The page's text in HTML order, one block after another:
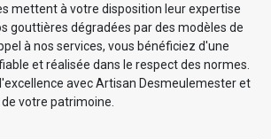
mettent à votre disposition leur expertise
gouttières dégradées par des modèles de
à nos services, vous bénéficiez d'une
et réalisée dans le respect des normes.
avec Artisan Desmeulemester et
votre patrimoine.